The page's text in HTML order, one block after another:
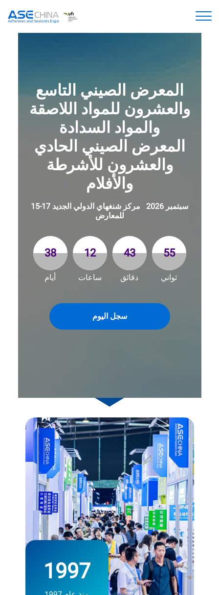
المعرض الصيني التاسع
والعشرون للمواد اللاصقة
والمواد السدادة
المعرض الصيني الحادي
والعشرون للأشرطة
والأفلام
15-17 سبتمبر 2026 مركز شنغهاي الدولي الجديد
للمعارض
38
أيام
12
ساعات
43
دقائق
53
ثواني
سجل اليوم
1997